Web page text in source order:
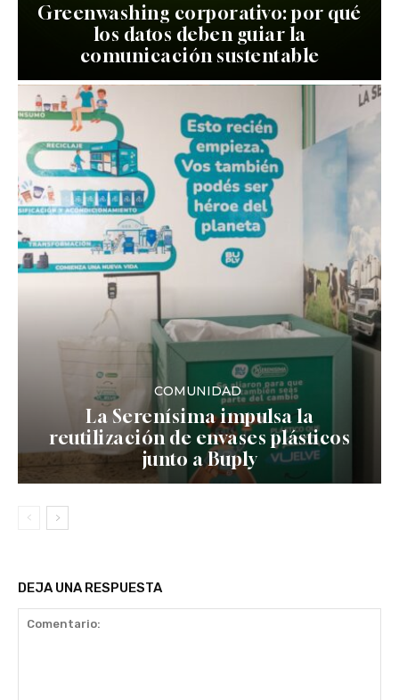
Greenwashing corporativo: por qué
los datos deben guiar la
comunicación sustentable
COMUNIDAD
La Serenísima impulsa la
reutilización de envases plásticos
junto a Buply
DEJA UNA RESPUESTA